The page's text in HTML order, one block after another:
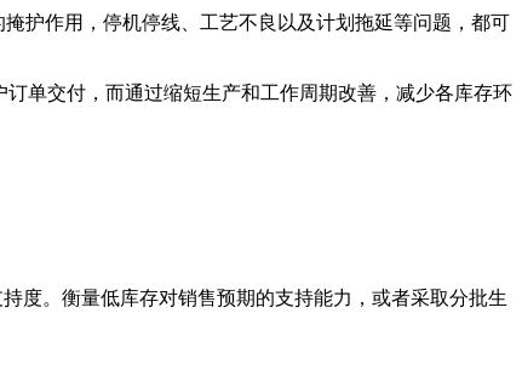
护作用，停机停线、工艺不良以及计划拖延等问题，都可
单交付，而通过缩短生产和工作周期改善，减少各库存环
度。衡量低库存对销售预期的支持能力，或者采取分批生